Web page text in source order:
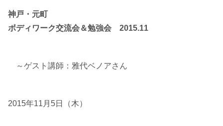
神戸・元町
ボディワーク交流会＆勉強会 2015.11
～ゲスト講師：雅代ベノアさん
2015年11月5日（木）